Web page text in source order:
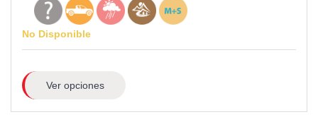
No Disponible
Ver opciones